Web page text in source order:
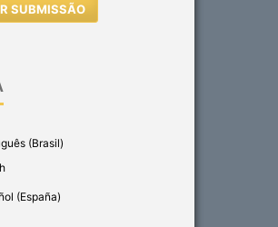
SUBMISSÃO
(Brasil)
(España)